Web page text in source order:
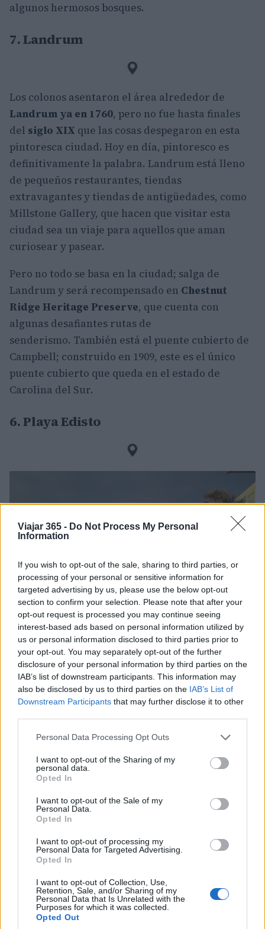
Viajar 365 - Do Not Process My Personal
Information
If you wish to opt-out of the sale, sharing to third parties, or
processing of your personal or sensitive information for
targeted advertising by us, please use the below opt-out
section to confirm your selection. Please note that after your
opt-out request is processed you may continue seeing
interest-based ads based on personal information utilized by
us or personal information disclosed to third parties prior to
your opt-out. You may separately opt-out of the further
disclosure of your personal information by third parties on the
IAB’s list of downstream participants. This information may
also be disclosed by us to third parties on the IAB’s List of
Downstream Participants that may further disclose it to other
Please note that this website/app uses one or more Google
not limited to your visit or usage behaviour. You may click to
grant or deny consent to Google and its third-party tags to
use your data for below specified purposes in below Google
consent section.
Personal Data Processing Opt Outs
I want to opt-out of the Sharing of my
personal data.
Opted In
I want to opt-out of the Sale of my
Personal Data.
Opted In
I want to opt-out of processing my
Personal Data for Targeted Advertising.
Opted In
I want to opt-out of Collection, Use,
Retention, Sale, and/or Sharing of my
Personal Data that Is Unrelated with the
Purposes for which it was collected.
Opted Out
algunos hermosos bosques.
7. Landrum
Los colonos asentaron el área alrededor de
Landrum ya en 1760, pero no fue hasta finales
del siglo XIX que las cosas despegaron en esta
pintoresca ciudad. Hoy en día, pintoresco es
definitivamente la palabra. Landrum está lleno
de pequeños restaurantes, tiendas
extravagantes y tiendas de antigüedades, como
Millstone Gallery, que hacen que visitar esta
ciudad sea un viaje para aquellos que aman
curiosear y pasear.
Pero no todo se basa en la ciudad; salga de
Landrum y será recompensado en Chestnut
Ridge Heritage Preserve, que cuenta con
algunas desafiantes rutas de
senderismo. También está el puente cubierto de
Campbell; construido en 1909, este es el único
puente cubierto que queda en el estado de
Carolina del Sur.
6. Playa Edisto
Esta es una de las comunidades más prósperas de
Carolina del Sur, gracias a su posición como una
tiempo,Edisto Beaches también un encantador
destino de vacaciones en la costa.
siglo XVI, Edisto Beach creció desde allí; hoy,
hay mucho que ofrecer. Para empezar, puedes
dirigirte alParque Estatal Edisto Beachpara
practicar senderismo y acampar; el área cuenta
senderos accesibles para caminar y andar en
bicicleta para personas con discapacidades
diferentes.